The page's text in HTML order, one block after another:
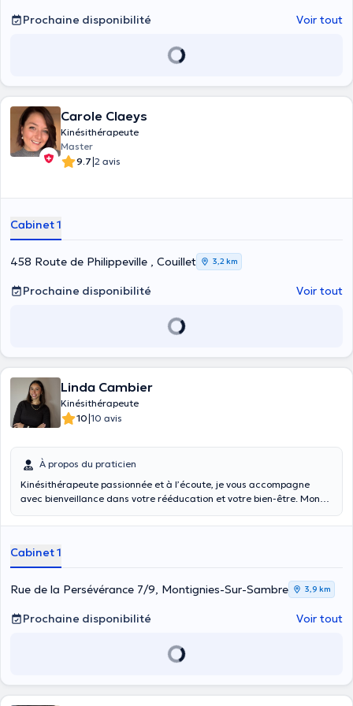
Prochaine disponibilité Voir tout
Carole Claeys
Kinésithérapeute
Master
9.7|2 avis
Cabinet 1
458 Route de Philippeville , Couillet 3,2 km
Prochaine disponibilité Voir tout
Linda Cambier
Kinésithérapeute
10|10 avis
À propos du praticien
Kinésithérapeute passionnée et à l’écoute, je vous accompagne
avec bienveillance dans votre rééducation et votre bien-être. Mon
à vos besoins et à vos objectifs.
Cabinet 1
Rue de la Persévérance 7/9, Montignies-Sur-Sambre 3,9 km
Prochaine disponibilité Voir tout